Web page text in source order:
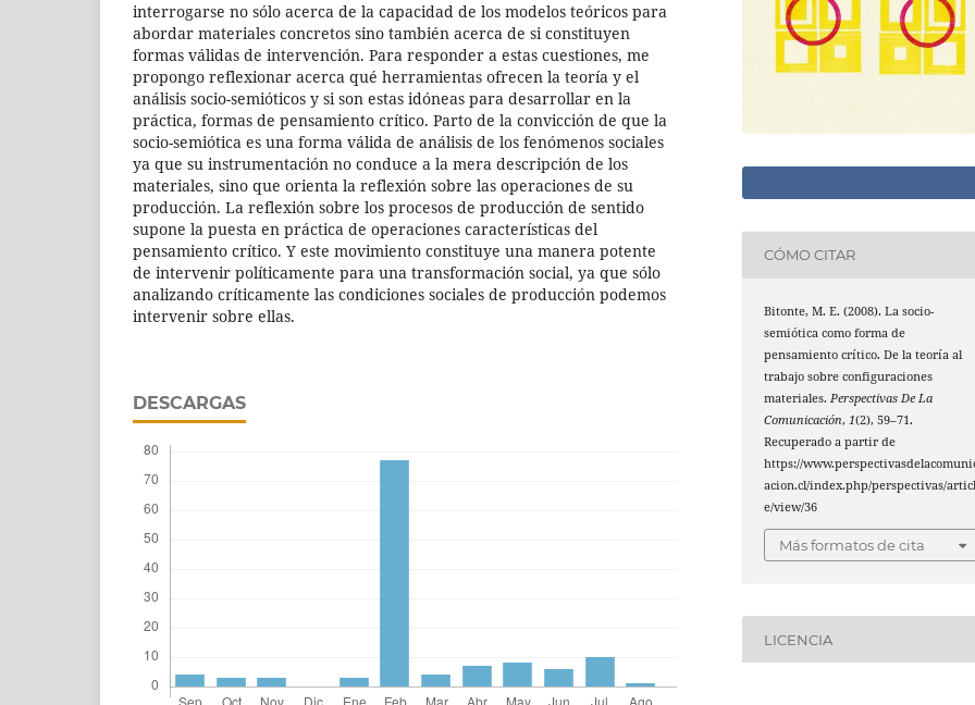
interrogarse no sólo acerca de la capacidad de los modelos teóricos para
abordar materiales concretos sino también acerca de si constituyen
formas válidas de intervención. Para responder a estas cuestiones, me
propongo reflexionar acerca qué herramientas ofrecen la teoría y el
análisis socio-semióticos y si son estas idóneas para desarrollar en la
práctica, formas de pensamiento crítico. Parto de la convicción de que la
socio-semiótica es una forma válida de análisis de los fenómenos sociales
ya que su instrumentación no conduce a la mera descripción de los
materiales, sino que orienta la reflexión sobre las operaciones de su
producción. La reflexión sobre los procesos de producción de sentido
supone la puesta en práctica de operaciones características del
pensamiento crítico. Y este movimiento constituye una manera potente
de intervenir políticamente para una transformación social, ya que sólo
analizando críticamente las condiciones sociales de producción podemos
intervenir sobre ellas.
DESCARGAS
CÓMO CITAR
Bitonte, M. E. (2008). La socio-
semiótica como forma de
pensamiento crítico. De la teoría al
trabajo sobre configuraciones
materiales. Perspectivas De La
Comunicación, 1(2), 59–71.
Recuperado a partir de
https://
acion.cl/index.php/perspectivas/
e/view/36
Más formatos de cita
LICENCIA